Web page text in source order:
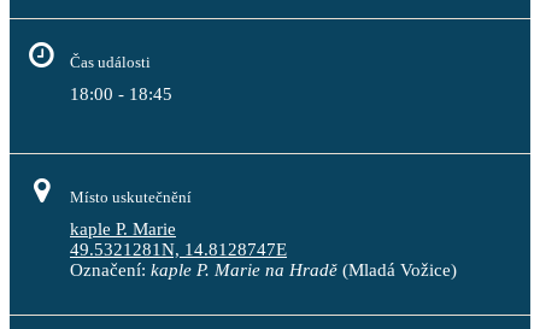
Čas události
18:00 - 18:45
Místo uskutečnění
kaple P. Marie
49.5321281N, 14.8128747E
Označení: kaple P. Marie na Hradě (Mladá Vožice)